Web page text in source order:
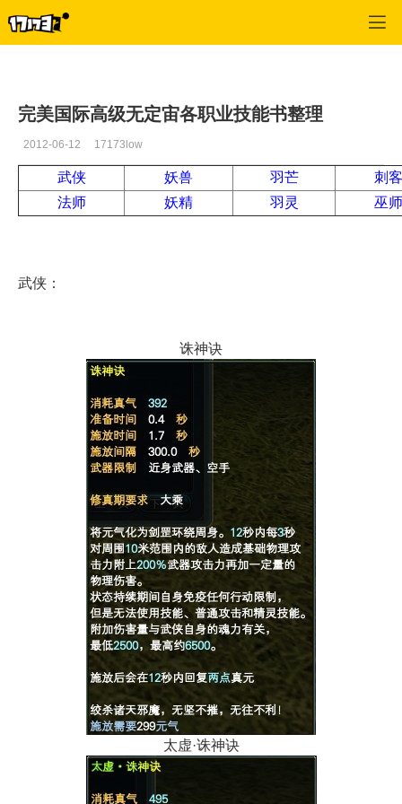
完美国际高级无定宙各职业技能书整理
2012-06-12 17173low
武侠 妖兽 羽芒
刺客
法师
妖精 羽灵 巫师
武侠：
诛神诀
太虚·诛神诀